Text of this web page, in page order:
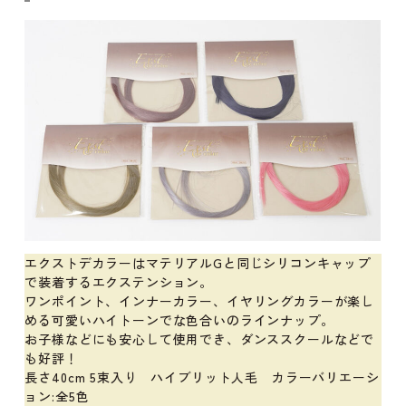
エクストデカラーはマテリアルGと同じシリコンキャップ
で装着するエクステンション。
ワンポイント、インナーカラー、イヤリングカラーが楽し
める可愛いハイトーンでな色合いのラインナップ。
お子様などにも安心して使用でき、ダンススクールなどで
も好評！
長さ40cm 5束入り ハイブリット人毛 カラーバリエーシ
ョン:全5色